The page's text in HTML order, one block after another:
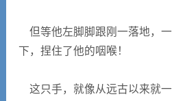
但等他左脚脚跟刚一落地，
下，捏住了他的咽喉！
这只手，就像从远古以来就